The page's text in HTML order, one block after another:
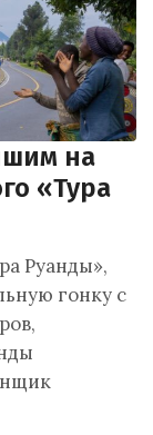
на
«Тура
Руанды»,
гонку с